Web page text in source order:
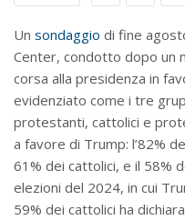
Un sondaggio di fine
Center, condotto dopo un
corsa alla presidenza in
evidenziato come i tre
protestanti, cattolici e
a favore di Trump: l’82%
61% dei cattolici, e il 58%
elezioni del 2024, in cui
59% dei cattolici ha